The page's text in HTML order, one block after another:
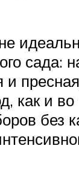
сада:
и
как и во
без